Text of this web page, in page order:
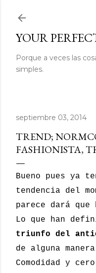
YOUR
Porque a veces las
simples.
septiembre 03, 2014
TREND;
FASHIONISTA,
Bueno pues ya
tendencia del
parece dará que
Lo que han
triunfo del
de alguna
Comodidad y